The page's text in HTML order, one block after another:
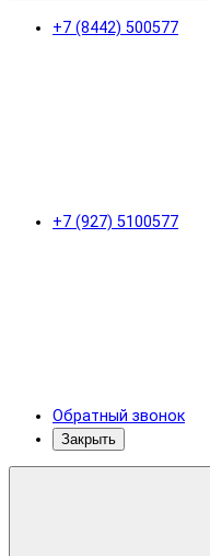
+7 (8442) 500577
+7 (927) 5100577
Обратный звонок
Закрыть